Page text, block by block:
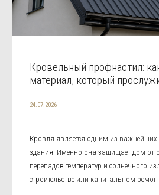
Кровельный профнастил:
материал, который
24.07.2026
Кровля является одним из
здания. Именно она защищает дом от
перепадов температур и солнечного
строительстве или капитальном